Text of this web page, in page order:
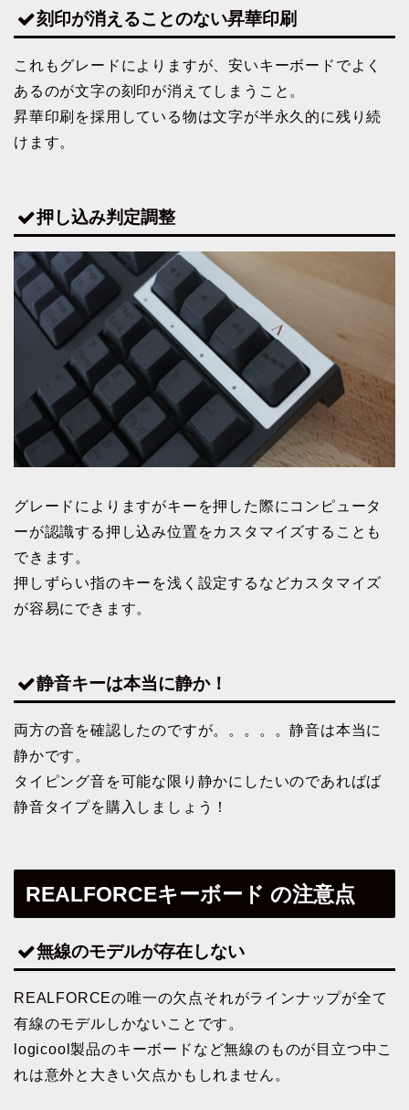
刻印が消えることのない昇華印刷
これもグレードによりますが、安いキーボードでよく
あるのが文字の刻印が消えてしまうこと。
昇華印刷を採用している物は文字が半永久的に残り続
けます。
押し込み判定調整
グレードによりますがキーを押した際にコンピュータ
ーが認識する押し込み位置をカスタマイズすることも
できます。
押しずらい指のキーを浅く設定するなどカスタマイズ
が容易にできます。
静音キーは本当に静か！
両方の音を確認したのですが。。。。。静音は本当に
静かです。
タイピング音を可能な限り静かにしたいのであればば
静音タイプを購入しましょう！
REALFORCEキーボード の注意点
無線のモデルが存在しない
REALFORCEの唯一の欠点それがラインナップが全て
有線のモデルしかないことです。
logicool製品のキーボードなど無線のものが目立つ中こ
れは意外と大きい欠点かもしれません。